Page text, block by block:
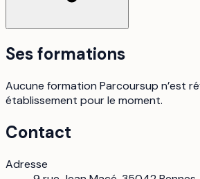
Ses formations
Aucune formation Parcoursup n’est
établissement pour le moment.
Contact
Adresse